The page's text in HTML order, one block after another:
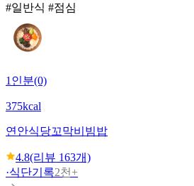
#일반식 #점심
1인분(0)
375kcal
연안식당꼬막비빔밥
4.8(리뷰 163개)
·식단기록2천+